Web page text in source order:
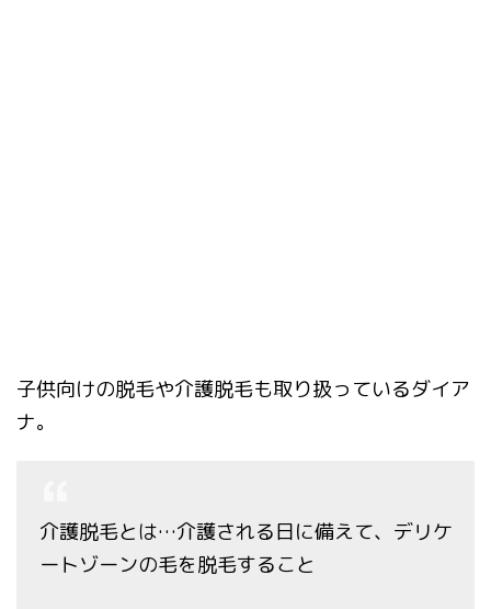
子供向けの脱毛や介護脱毛も取り扱っているダイア
ナ。
介護脱毛とは…介護される日に備えて、デリケ
ートゾーンの毛を脱毛すること